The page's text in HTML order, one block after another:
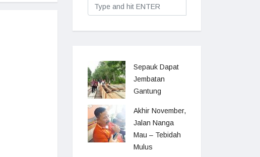
Sepauk Dapat
Jembatan
Gantung
Akhir November,
Jalan Nanga
Mau – Tebidah
Mulus